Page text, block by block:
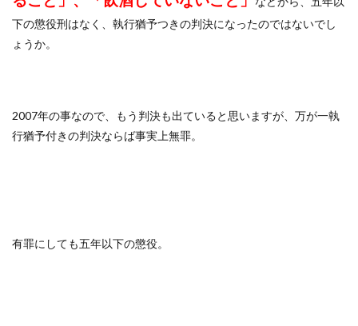
下の懲役刑はなく、執行猶予つきの判決になったのではないでし
ょうか。
2007年の事なので、もう判決も出ていると思いますが、万が一執
行猶予付きの判決ならば事実上無罪。
有罪にしても五年以下の懲役。